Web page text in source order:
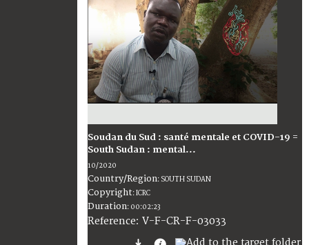
Soudan du Sud : santé mentale et COVID-19 =
South Sudan : mental...
10/2020
Country/Region: SOUTH SUDAN
Copyright:ICRC
Duration: 00:02:23
Reference: V-F-CR-F-03033